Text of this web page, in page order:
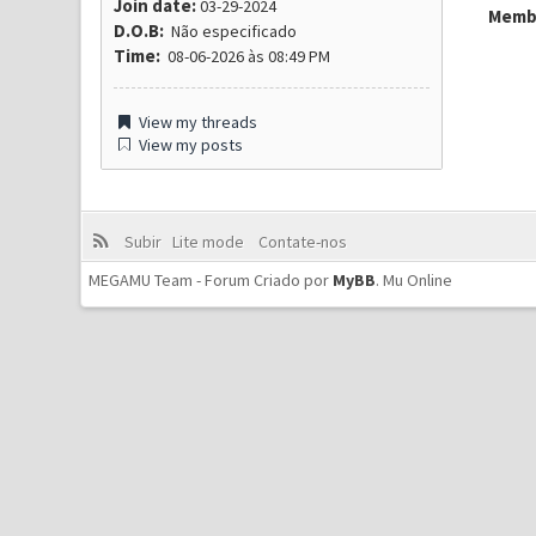
Join date:03-29-2024
D.O.B:Não especificado
Time:08-06-2026 às 08:49 PM
View my threads
View my posts
Subir Lite mode
Contate-nos
MEGAMU Team - Forum Criado por MyBB.Mu Online